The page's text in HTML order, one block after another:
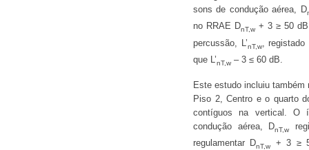
sons de condução aérea, D
no RRAE DnT,w+ 3 ≥ 50
percussão, L’nT,w
,
que L’nT,w – 3 ≤ 60 dB.
Este estudo incluiu também
Piso 2, Centro e o quarto
contíguos na vertical. O
condução aérea, DnT,w
regulamentar DnT,w
+ 3 ≥